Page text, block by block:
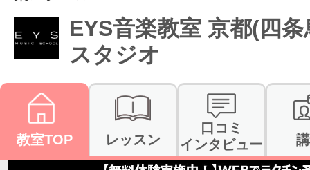
スクールを
駅・路線か
通信講座を
EYS音楽教室 京都(四条
スタジオ
教室TOP レッスン
口コミ
インタビュー